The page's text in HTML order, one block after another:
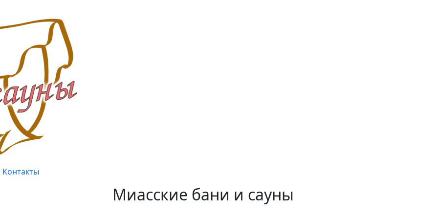
Контакты
Миасские бани и сауны